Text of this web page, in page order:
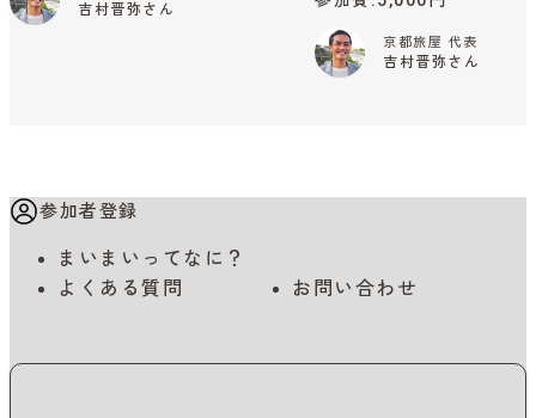
吉村晋弥さん
京都旅屋 代表
吉村晋弥さん
参加者登録
まいまいってなに？
よくある質問
お問い合わせ